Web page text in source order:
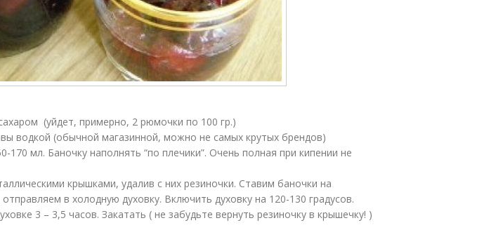
(уйдет, примерно, 2 рюмочки по 100 гр.)
водкой (обычной магазинной, можно не самых крутых брендов)
170 мл. Баночку наполнять “по плечики”. Очень полная при кипении не
крышками, удалив с них резиночки. Ставим баночки на
в холодную духовку. Включить духовку на 120-130 градусов.
3 – 3,5 часов. Закатать ( не забудьте вернуть резиночку в крышечку! )